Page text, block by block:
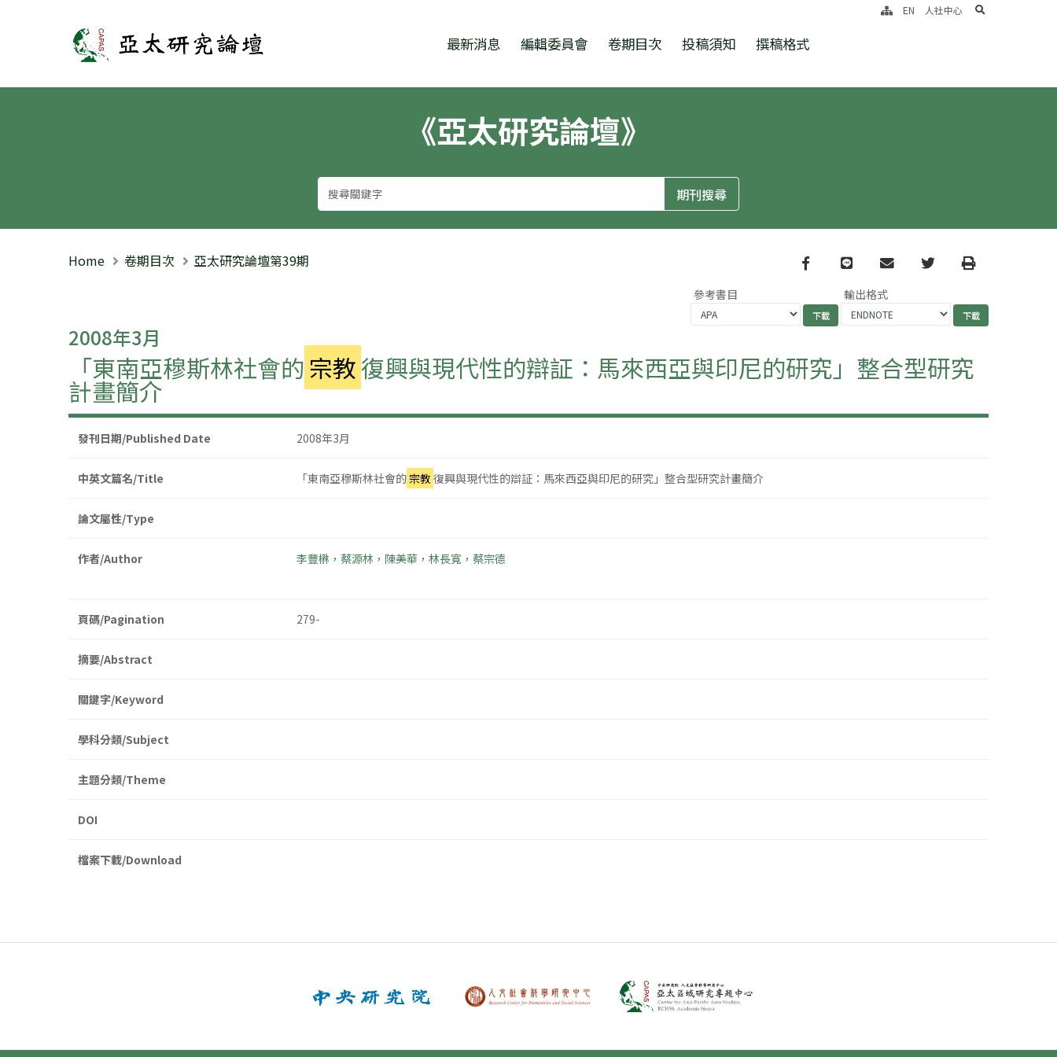
亞太研究論壇 最新消息 編輯委員會 卷期目次 投稿須知 撰稿格式
EN 人社中心 search
《亞太研究論壇》
Home 卷期目次 亞太研究論壇第39期 Facebook
line email TwitterPrint
參考書目 輸出格式
2008年3月
「東南亞穆斯林社會的宗教復興與現代性的辯証：馬來西亞與印尼的研究」整合型研究
計畫簡介
發刊日期/Published Date 2008年3月
中英文篇名/Title 「東南亞穆斯林社會的宗教 復興與現代性的辯証：馬來西亞與印尼的研究」整合型研究計畫簡介
論文屬性/Type
作者/Author 李豐楙，蔡源林，陳美華，林長寬，蔡宗德
頁碼/Pagination 279-
摘要/Abstract
關鍵字/Keyword
學科分類/Subject
主題分類/Theme
DOI
檔案下載/Download